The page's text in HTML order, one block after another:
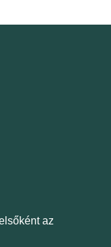
az